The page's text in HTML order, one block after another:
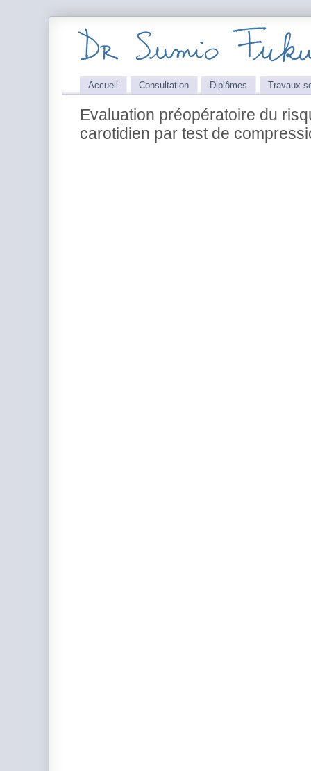
Accueil Consultation Diplômes Travaux
Evaluation préopératoire du
carotidien par test de